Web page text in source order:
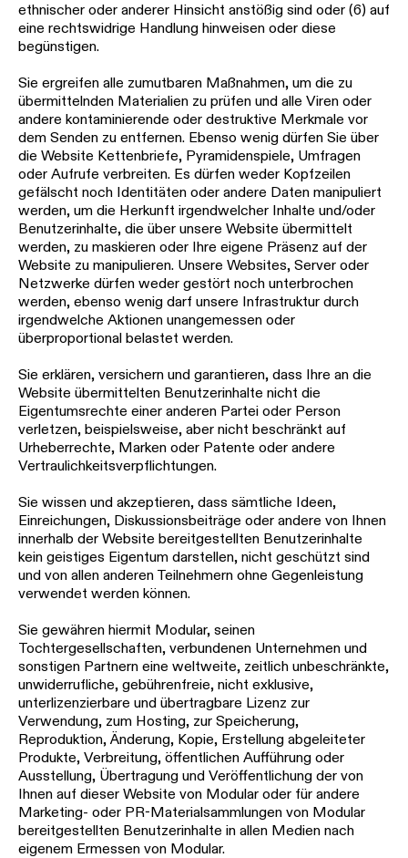
ethnischer oder anderer Hinsicht anstößig sind oder (6) auf
eine rechtswidrige Handlung hinweisen oder diese
begünstigen.
Sie ergreifen alle zumutbaren Maßnahmen, um die zu
übermittelnden Materialien zu prüfen und alle Viren oder
andere kontaminierende oder destruktive Merkmale vor
dem Senden zu entfernen. Ebenso wenig dürfen Sie über
die Website Kettenbriefe, Pyramidenspiele, Umfragen
oder Aufrufe verbreiten. Es dürfen weder Kopfzeilen
gefälscht noch Identitäten oder andere Daten manipuliert
werden, um die Herkunft irgendwelcher Inhalte und/oder
Benutzerinhalte, die über unsere Website übermittelt
werden, zu maskieren oder Ihre eigene Präsenz auf der
Website zu manipulieren. Unsere Websites, Server oder
Netzwerke dürfen weder gestört noch unterbrochen
werden, ebenso wenig darf unsere Infrastruktur durch
irgendwelche Aktionen unangemessen oder
überproportional belastet werden.
Sie erklären, versichern und garantieren, dass Ihre an die
Website übermittelten Benutzerinhalte nicht die
Eigentumsrechte einer anderen Partei oder Person
verletzen, beispielsweise, aber nicht beschränkt auf
Urheberrechte, Marken oder Patente oder andere
Vertraulichkeitsverpflichtungen.
Sie wissen und akzeptieren, dass sämtliche Ideen,
Einreichungen, Diskussionsbeiträge oder andere von Ihnen
innerhalb der Website bereitgestellten Benutzerinhalte
kein geistiges Eigentum darstellen, nicht geschützt sind
und von allen anderen Teilnehmern ohne Gegenleistung
verwendet werden können.
Sie gewähren hiermit Modular, seinen
Tochtergesellschaften, verbundenen Unternehmen und
sonstigen Partnern eine weltweite, zeitlich unbeschränkte,
unwiderrufliche, gebührenfreie, nicht exklusive,
unterlizenzierbare und übertragbare Lizenz zur
Verwendung, zum Hosting, zur Speicherung,
Reproduktion, Änderung, Kopie, Erstellung abgeleiteter
Produkte, Verbreitung, öffentlichen Aufführung oder
Ausstellung, Übertragung und Veröffentlichung der von
Ihnen auf dieser Website von Modular oder für andere
Marketing- oder PR-Materialsammlungen von Modular
bereitgestellten Benutzerinhalte in allen Medien nach
eigenem Ermessen von Modular.